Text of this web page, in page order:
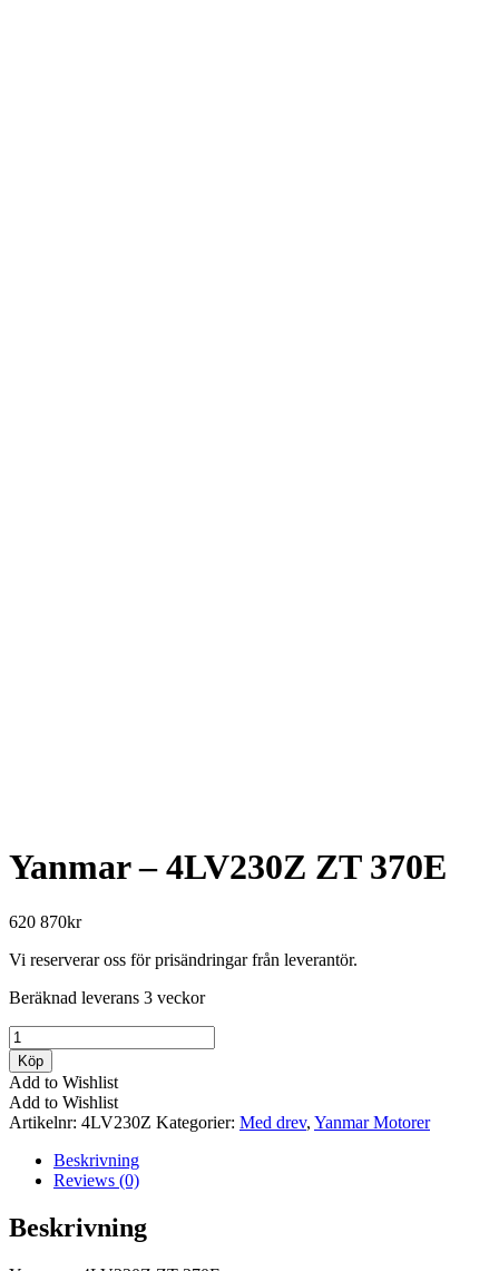
Yanmar – 4LV230Z ZT 370E
620 870kr
Vi reserverar oss för prisändringar från leverantör.
Beräknad leverans 3 veckor
Yanmar
-
4LV230Z
ZT
370E
mängd
Köp
Add to Wishlist
Add to Wishlist
Artikelnr: 4LV230Z Kategorier: Med drev, Yanmar Motorer
Beskrivning
Reviews (0)
Beskrivning